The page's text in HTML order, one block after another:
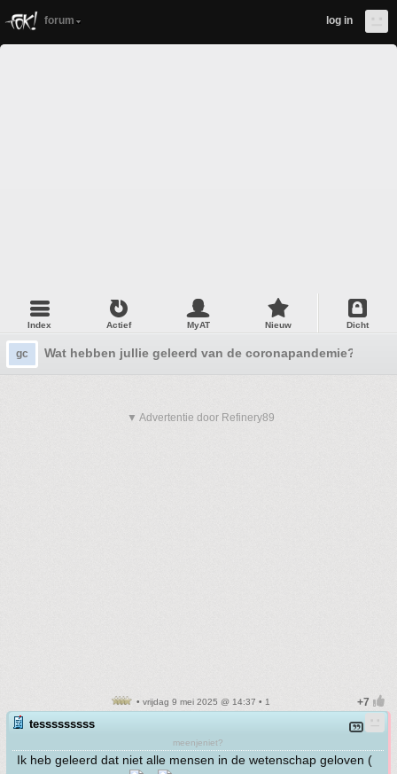
forum log in
Index Actief MyAT Nieuw Dicht
gc Wat hebben jullie geleerd van de coronapandemie?
▼ Advertentie door Refinery89
• vrijdag 9 mei 2025 @ 14:37 • 1
tesssssssss
meenjeniet?
Ik heb geleerd dat niet alle mensen in de wetenschap geloven (